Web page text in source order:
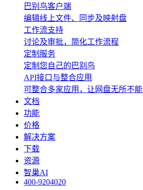
巴别鸟客户端
编辑线上文件、同步及映射盘
工作流支持
讨论及审批，简化工作流程
定制服务
定制您自己的巴别鸟
API接口与整合应用
可整合多家应用，让网盘无所不能
文档
功能
价格
解决方案
下载
资源
智巢AI
400-9204020